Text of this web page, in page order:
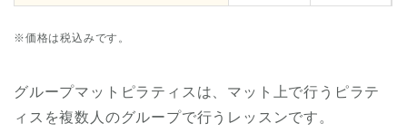
※価格は税込みです。
グループマットピラティスは、マット上で行うピラテ
ィスを複数人のグループで行うレッスンです。